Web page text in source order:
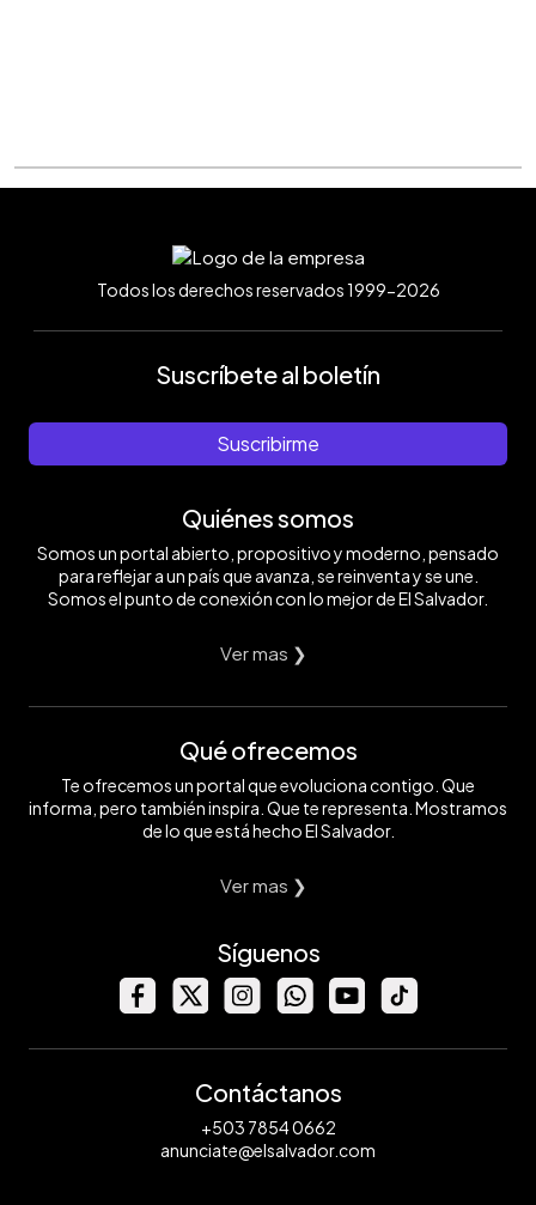
Todos los derechos reservados 1999-2026
Suscríbete al boletín
Suscribirme
Quiénes somos
Somos un portal abierto, propositivo y moderno, pensado
para reflejar a un país que avanza, se reinventa y se une.
Somos el punto de conexión con lo mejor de El Salvador.
Ver mas ❯
Qué ofrecemos
Te ofrecemos un portal que evoluciona contigo. Que
informa, pero también inspira. Que te representa. Mostramos
de lo que está hecho El Salvador.
Ver mas ❯
Síguenos
Contáctanos
+503 7854 0662
anunciate@elsalvador.com